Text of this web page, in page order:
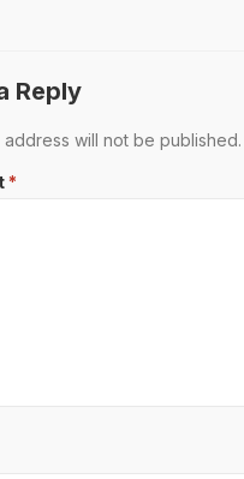
Reply
address will not be published.
*